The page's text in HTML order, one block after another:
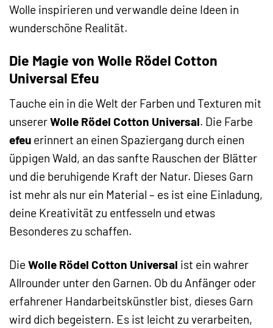
Wolle inspirieren und verwandle deine Ideen in
wunderschöne Realität.
Die Magie von Wolle Rödel Cotton
Universal Efeu
Tauche ein in die Welt der Farben und Texturen mit
unsererWolle Rödel Cotton Universal. Die Farbe
efeu erinnert an einen Spaziergang durch einen
üppigen Wald, an das sanfte Rauschen der Blätter
und die beruhigende Kraft der Natur. Dieses Garn
ist mehr als nur ein Material – es ist eine Einladung,
deine Kreativität zu entfesseln und etwas
Besonderes zu schaffen.
Die Wolle Rödel Cotton Universal ist ein wahrer
Allrounder unter den Garnen. Ob du Anfänger oder
erfahrener Handarbeitskünstler bist, dieses Garn
wird dich begeistern. Es ist leicht zu verarbeiten,